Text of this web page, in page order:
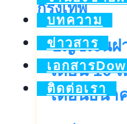
บทความ
ข่าวสาร
เอกสาร
ติดต่อเรา
บัญชีเงินฝ
เดือน 10
เดือนธนา